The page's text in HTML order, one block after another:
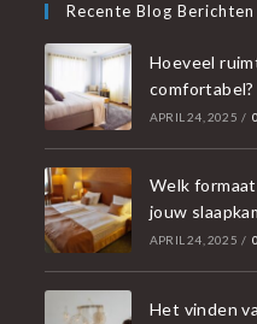
Recente Blog Berichten
Hoeveel
comfortabel?
APRIL 24, 2025 /
Welk
jouw
APRIL 24, 2025 /
Het vinden